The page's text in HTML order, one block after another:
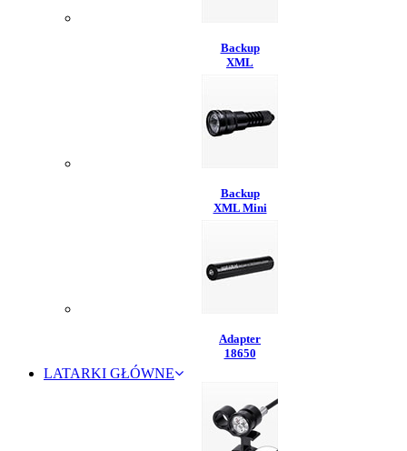
Backup
XML
Backup
XML Mini
Adapter
18650
LATARKI GŁÓWNE